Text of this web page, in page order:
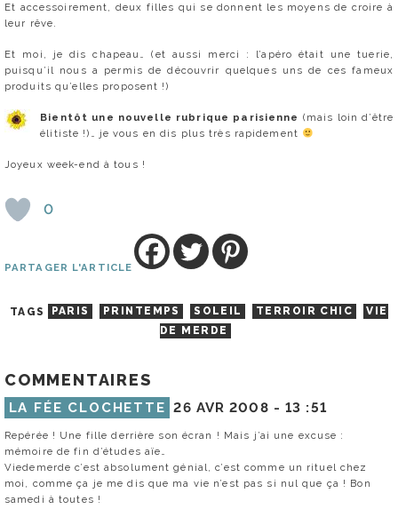
Et accessoirement, deux filles qui se donnent les moyens de croire à
leur rêve.
Et moi, je dis chapeau… (et aussi merci : l’apéro était une tuerie,
puisqu’il nous a permis de découvrir quelques uns de ces fameux
produits qu’elles proposent !)
Bientôt une nouvelle rubrique parisienne (mais loin d’être
élitiste !)… je vous en dis plus très rapidement
Joyeux week-end à tous !
0
PARTAGER L'ARTICLE
TAGS PARIS PRINTEMPS SOLEIL TERROIR CHIC
VIE
DE MERDE
COMMENTAIRES
LA FÉE CLOCHETTE 26 AVR 2008 -13 :51
Repérée ! Une fille derrière son écran ! Mais j’ai une excuse :
mémoire de fin d’études aïe…
Viedemerde c’est absolument génial, c’est comme un rituel chez
moi, comme ça je me dis que ma vie n’est pas si nul que ça ! Bon
samedi à toutes !